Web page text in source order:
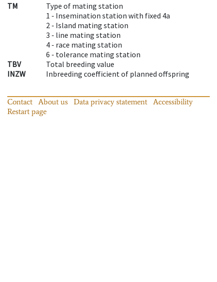
TM
Type of mating station
1 - Insemination station with fixed 4a
2 - Island mating station
3 - line mating station
4 - race mating station
6 - tolerance mating station
TBV
Total breeding value
INZW
Inbreeding coefficient of planned offspring
Contact About us Data privacy statement
Accessibility
Restart page